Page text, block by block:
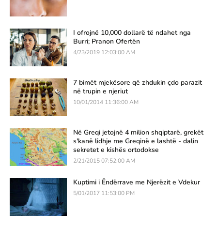
I ofrojnë 10,000 dollarë të ndahet nga
Burri; Pranon Ofertën
4/23/2019 12:03:00 AM
7 bimët mjekësore që zhdukin çdo parazit
në trupin e njeriut
10/01/2014 11:36:00 AM
Në Greqi jetojnë 4 milion shqiptarë, grekët
s'kanë lidhje me Greqinë e lashtë - dalin
sekretet e kishës ortodokse
2/21/2015 07:52:00 AM
Kuptimi i Ëndërrave me Njerëzit e Vdekur
5/01/2017 11:53:00 PM